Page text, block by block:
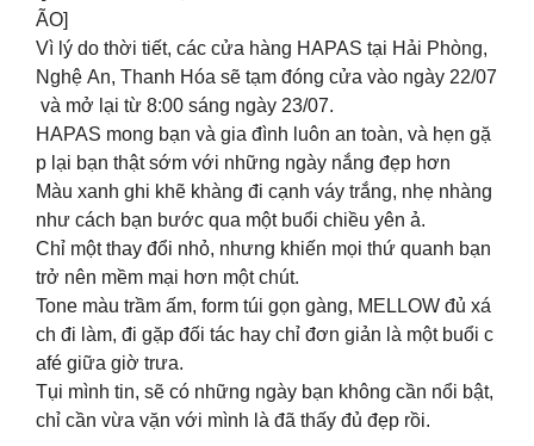
ÃO]
Vì lý do thời tiết, các cửa hàng HAPAS tại Hải Phòng,
Nghệ An, Thanh Hóa sẽ tạm đóng cửa vào ngày 22/07
và mở lại từ 8:00 sáng ngày 23/07.
HAPAS mong bạn và gia đình luôn an toàn, và hẹn gặ
p lại bạn thật sớm với những ngày nắng đẹp hơn
Màu xanh ghi khẽ khàng đi cạnh váy trắng, nhẹ nhàng
như cách bạn bước qua một buổi chiều yên ả.
Chỉ một thay đổi nhỏ, nhưng khiến mọi thứ quanh bạn
trở nên mềm mại hơn một chút.
Tone màu trầm ấm, form túi gọn gàng, MELLOW đủ xá
ch đi làm, đi gặp đối tác hay chỉ đơn giản là một buổi c
afé giữa giờ trưa.
Tụi mình tin, sẽ có những ngày bạn không cần nổi bật,
chỉ cần vừa vặn với mình là đã thấy đủ đẹp rồi.